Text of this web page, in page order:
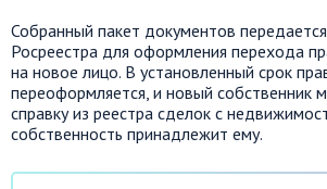
Собранный пакет документов
Росреестра для оформления перехода
на новое лицо. В установленный срок
переоформляется, и новый собственник
справку из реестра сделок с
собственность принадлежит ему.